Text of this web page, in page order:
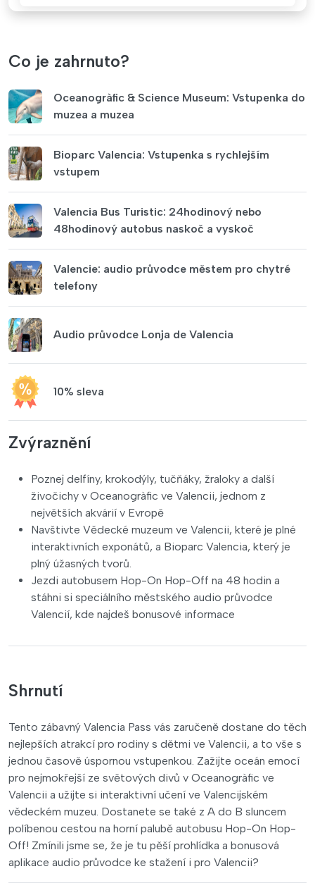
Co je zahrnuto?
Oceanogràfic & Science Museum: Vstupenka do
muzea a muzea
Bioparc Valencia: Vstupenka s rychlejším
vstupem
Valencia Bus Turistic: 24hodinový nebo
48hodinový autobus naskoč a vyskoč
Valencie: audio průvodce městem pro chytré
telefony
Audio průvodce Lonja de Valencia
10% sleva
Zvýraznění
Poznej delfíny, krokodýly, tučňáky, žraloky a další
živočichy v Oceanogràfic ve Valencii, jednom z
největších akvárií v Evropě
Navštivte Vědecké muzeum ve Valencii, které je plné
interaktivních exponátů, a Bioparc Valencia, který je
plný úžasných tvorů.
Jezdi autobusem Hop-On Hop-Off na 48 hodin a
stáhni si speciálního městského audio průvodce
Valencií, kde najdeš bonusové informace
Shrnutí
Tento zábavný Valencia Pass vás zaručeně dostane do těch
nejlepších atrakcí pro rodiny s dětmi ve Valencii, a to vše s
jednou časově úspornou vstupenkou. Zažijte oceán emocí
pro nejmokřejší ze světových divů v Oceanogràfic ve
Valencii a užijte si interaktivní učení ve Valencijském
vědeckém muzeu. Dostanete se také z A do B sluncem
políbenou cestou na horní palubě autobusu Hop-On Hop-
Off! Zmínili jsme se, že je tu pěší prohlídka a bonusová
aplikace audio průvodce ke stažení i pro Valencii?